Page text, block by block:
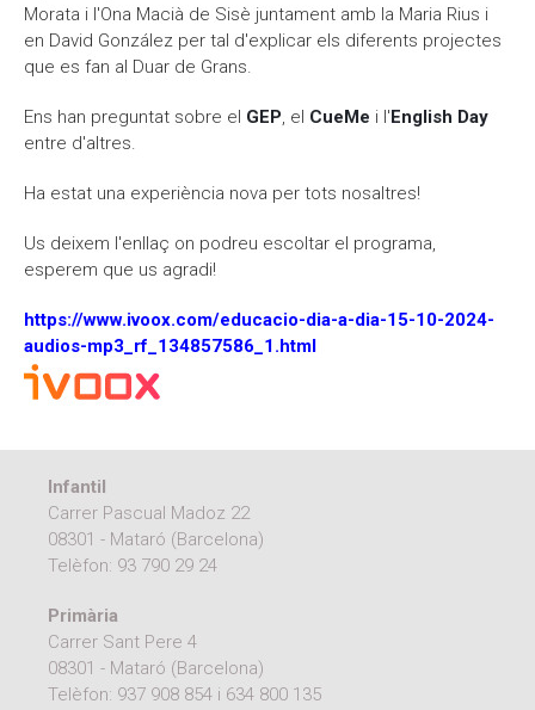
Morata i l'Ona Macià de Sisè juntament amb la Maria Rius i
en David González per tal d'explicar els diferents projectes
que es fan al Duar de Grans.
Ens han preguntat sobre el GEP, el CueMe i l'English Day
entre d'altres.
Ha estat una experiència nova per tots nosaltres!
Us deixem l'enllaç on podreu escoltar el programa,
esperem que us agradi!
https://www.ivoox.com/educacio-dia-a-dia-15-10-2024-
audios-mp3_rf_134857586_1.html
Infantil
Carrer Pascual Madoz 22
08301 - Mataró (Barcelona)
Telèfon: 93 790 29 24
Primària
Carrer Sant Pere 4
08301 - Mataró (Barcelona)
Telèfon: 937 908 854 i 634 800 135